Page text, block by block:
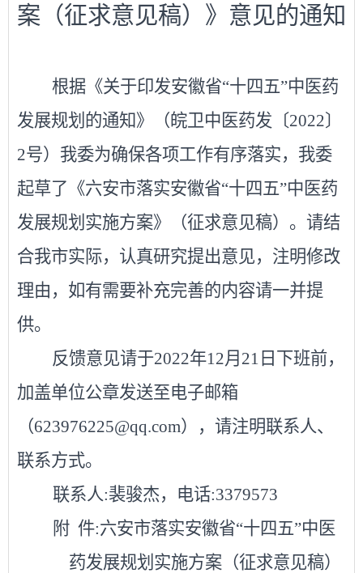
案 （征求意见稿）》 意见的通知
根据《关于印发安徽省“十四五”中医药
发展规划的通知》（皖卫中医药发〔2022〕
2号）我委为确保各项工作有序落实，我委
起草了《六安市落实安徽省“十四五”中医药
发展规划实施方案》（征求意见稿）。请结
合我市实际，认真研究提出意见，注明修改
理由，如有需要补充完善的内容请一并提
供。
反馈意见请于2022年12月21日下班前，
加盖单位公章发送至电子邮箱
（623976225@qq.com），请注明联系人、
联系方式。
联系人:裴骏杰，电话:3379573
附 件:六安市落实安徽省“十四五”中医
药发展规划实施方案（征求意见稿）